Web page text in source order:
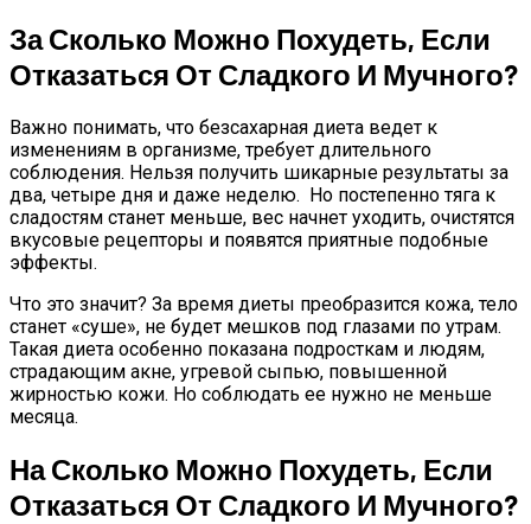
За Сколько Можно Похудеть, Если
Отказаться От Сладкого И Мучного?
Важно понимать, что безсахарная диета ведет к
изменениям в организме, требует длительного
соблюдения. Нельзя получить шикарные результаты за
два, четыре дня и даже неделю. Но постепенно тяга к
сладостям станет меньше, вес начнет уходить, очистятся
вкусовые рецепторы и появятся приятные подобные
эффекты.
Что это значит? За время диеты преобразится кожа, тело
станет «суше», не будет мешков под глазами по утрам.
Такая диета особенно показана подросткам и людям,
страдающим акне, угревой сыпью, повышенной
жирностью кожи. Но соблюдать ее нужно не меньше
месяца.
На Сколько Можно Похудеть, Если
Отказаться От Сладкого И Мучного?